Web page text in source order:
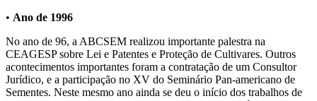
• Ano de 1996
No ano de 96, a ABCSEM realizou importante palestra na
CEAGESP sobre Lei e Patentes e Proteção de Cultivares. Outros
acontecimentos importantes foram a contratação de um Consultor
Jurídico, e a participação no XV do Seminário Pan-americano de
Sementes. Neste mesmo ano ainda se deu o início dos trabalhos de